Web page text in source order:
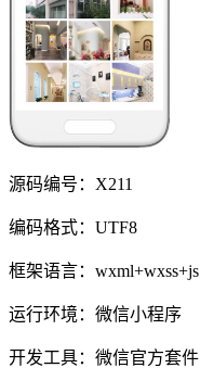
源码编号：X211
编码格式：UTF8
框架语言：wxml+wxss+js
运行环境：微信小程序
开发工具：微信官方套件